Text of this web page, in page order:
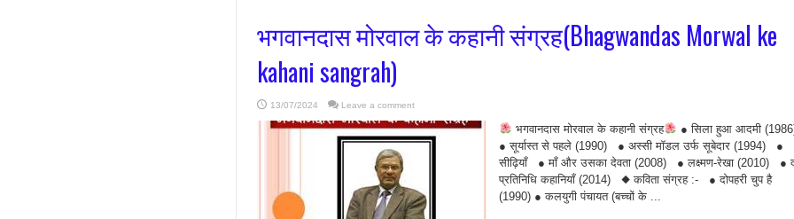
भगवानदास मोरवाल के कहानी संग्रह(Bhagwandas Morwal ke
kahani sangrah)
13/07/2024 Leave a comment
भगवानदास मोरवाल के कहानी संग्रह
● सिला हुआ आदमी
● सूर्यास्त से पहले (1990) ● अस्सी मॉडल उर्फ सूबेदार (1994) ●
सीढ़ियाँ ● माँ और उसका देवता (2008) ● लक्ष्मण-रेखा (2010) ●
प्रतिनिधि कहानियाँ (2014) ◆ कविता संग्रह :- ● दोपहरी चुप है
(1990) ● कलयुगी पंचायत (बच्चों के ...